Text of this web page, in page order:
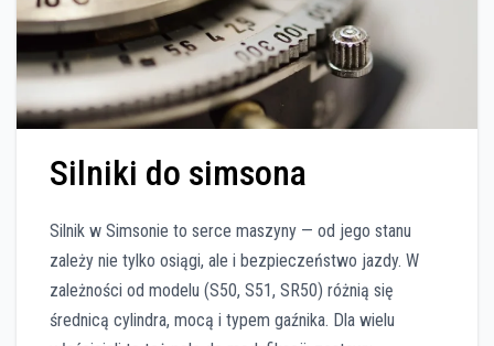
Silniki do simsona
Silnik w Simsonie to serce maszyny — od jego stanu
zależy nie tylko osiągi, ale i bezpieczeństwo jazdy. W
zależności od modelu (S50, S51, SR50) różnią się
średnicą cylindra, mocą i typem gaźnika. Dla wielu